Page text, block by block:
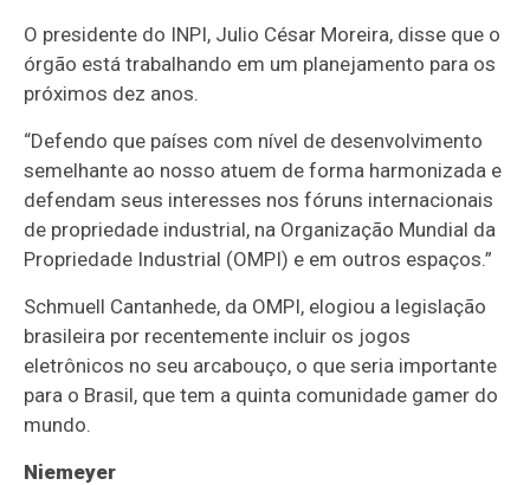
O presidente do INPI, Julio César Moreira, disse que o
órgão está trabalhando em um planejamento para os
próximos dez anos.
“Defendo que países com nível de desenvolvimento
semelhante ao nosso atuem de forma harmonizada e
defendam seus interesses nos fóruns internacionais
de propriedade industrial, na Organização Mundial da
Propriedade Industrial (OMPI) e em outros espaços.”
Schmuell Cantanhede, da OMPI, elogiou a legislação
brasileira por recentemente incluir os jogos
eletrônicos no seu arcabouço, o que seria importante
para o Brasil, que tem a quinta comunidade gamer do
mundo.
Niemeyer